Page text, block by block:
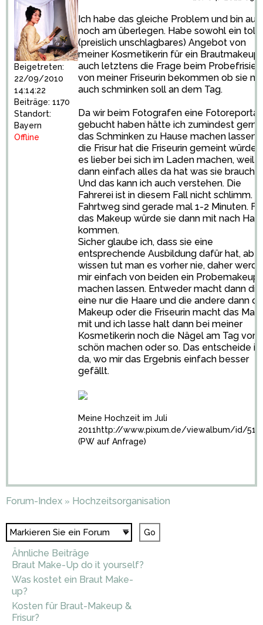
Beigetreten:
22/09/2010
14:14:22
Beiträge: 1170
Standort:
Bayern
Offline
Ich habe das gleiche Problem und bin
noch am überlegen. Habe sowohl ein
(preislich unschlagbares) Angebot von
meiner Kosmetikerin für ein Brautmakeup
auch letztens die Frage beim
von meiner Friseurin bekommen ob sie
auch schminken soll an dem Tag.
Da wir beim Fotografen eine
gebucht haben hätte ich zumindest gerne
das Schminken zu Hause machen lassen.
die Frisur hat die Friseurin gemeint würde
es lieber bei sich im Laden machen, weil
dann einfach alles da hat was sie braucht.
Und das kann ich auch verstehen. Die
Fahrerei ist in diesem Fall nicht schlimm.
Fahrtweg sind gerade mal 1-2 Minuten.
das Makeup würde sie dann mit nach
kommen.
Sicher glaube ich, dass sie eine
entsprechende Ausbildung dafür hat, aber
wissen tut man es vorher nie, daher
mir einfach von beiden ein Probemakeup
machen lassen. Entweder macht dann die
eine nur die Haare und die andere dann
Makeup oder die Friseurin macht das
mit und ich lasse halt dann bei meiner
Kosmetikerin noch die Nägel am Tag
schön machen oder so. Das entscheide
da, wo mir das Ergebnis einfach besser
gefällt.
Meine Hochzeit im Juli
2011http://www.pixum.de/viewalbum/id/
(PW auf Anfrage)
Forum-Index » Hochzeitsorganisation
Ähnliche Beiträge
Braut Make-Up do it yourself?
Was kostet ein Braut Make-
up?
Kosten für Braut-Makeup &
Frisur?